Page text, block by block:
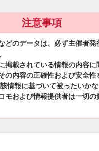
注意事項
どのデータは、必ず主催者発
掲載されている情報の内容に
の内容の正確性および安全性
情報に基づいて被ったいか
モおよび情報提供者は一切の